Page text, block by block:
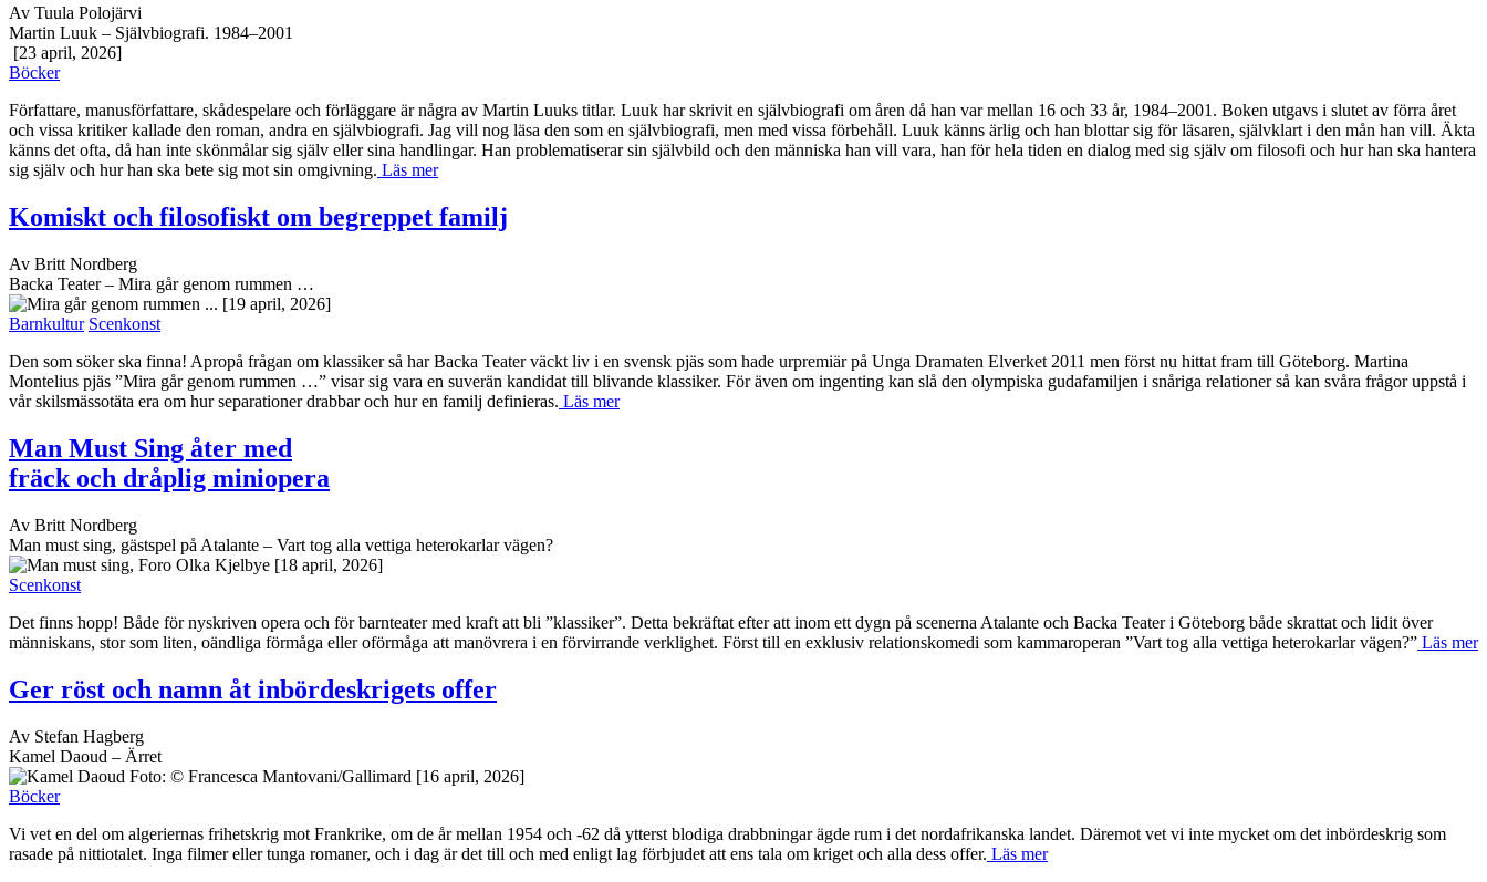
Av Tuula Polojärvi
Martin Luuk – Självbiografi. 1984–2001
[23 april, 2026]
Böcker
Författare, manusförfattare, skådespelare och förläggare är några av Martin Luuks titlar. Luuk har skrivit en självbiografi om åren då han var mellan 16 och 33 år, 1984–2001. Boken utgavs i slutet av förra året
och vissa kritiker kallade den roman, andra en självbiografi. Jag vill nog läsa den som en självbiografi, men med vissa förbehåll. Luuk känns ärlig och han blottar sig för läsaren, självklart i den mån han vill. Äkta
känns det ofta, då han inte skönmålar sig själv eller sina handlingar. Han problematiserar sin självbild och den människa han vill vara, han för hela tiden en dialog med sig själv om filosofi och hur han ska hantera
sig själv och hur han ska bete sig mot sin omgivning. Läs mer
Komiskt och filosofiskt om begreppet familj
Av Britt Nordberg
Backa Teater – Mira går genom rummen …
[19 april, 2026]
Barnkultur Scenkonst
Den som söker ska finna! Apropå frågan om klassiker så har Backa Teater väckt liv i en svensk pjäs som hade urpremiär på Unga Dramaten Elverket 2011 men först nu hittat fram till Göteborg. Martina
Montelius pjäs ”Mira går genom rummen …” visar sig vara en suverän kandidat till blivande klassiker. För även om ingenting kan slå den olympiska gudafamiljen i snåriga relationer så kan svåra frågor uppstå i
vår skilsmässotäta era om hur separationer drabbar och hur en familj definieras. Läs mer
Man Must Sing åter med
fräck och dråplig miniopera
Av Britt Nordberg
Man must sing, gästspel på Atalante – Vart tog alla vettiga heterokarlar vägen?
[18 april, 2026]
Scenkonst
Det finns hopp! Både för nyskriven opera och för barnteater med kraft att bli ”klassiker”. Detta bekräftat efter att inom ett dygn på scenerna Atalante och Backa Teater i Göteborg både skrattat och lidit över
människans, stor som liten, oändliga förmåga eller oförmåga att manövrera i en förvirrande verklighet. Först till en exklusiv relationskomedi som kammaroperan ”Vart tog alla vettiga heterokarlar vägen?” Läs mer
Ger röst och namn åt inbördeskrigets offer
Av Stefan Hagberg
Kamel Daoud – Ärret
[16 april, 2026]
Böcker
Vi vet en del om algeriernas frihetskrig mot Frankrike, om de år mellan 1954 och -62 då ytterst blodiga drabbningar ägde rum i det nordafrikanska landet. Däremot vet vi inte mycket om det inbördeskrig som
rasade på nittiotalet. Inga filmer eller tunga romaner, och i dag är det till och med enligt lag förbjudet att ens tala om kriget och alla dess offer. Läs mer